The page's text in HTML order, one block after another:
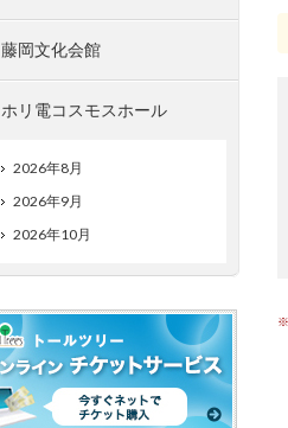
※
藤岡文化会館
ホリ電コスモスホール
2026年8月
2026年9月
2026年10月